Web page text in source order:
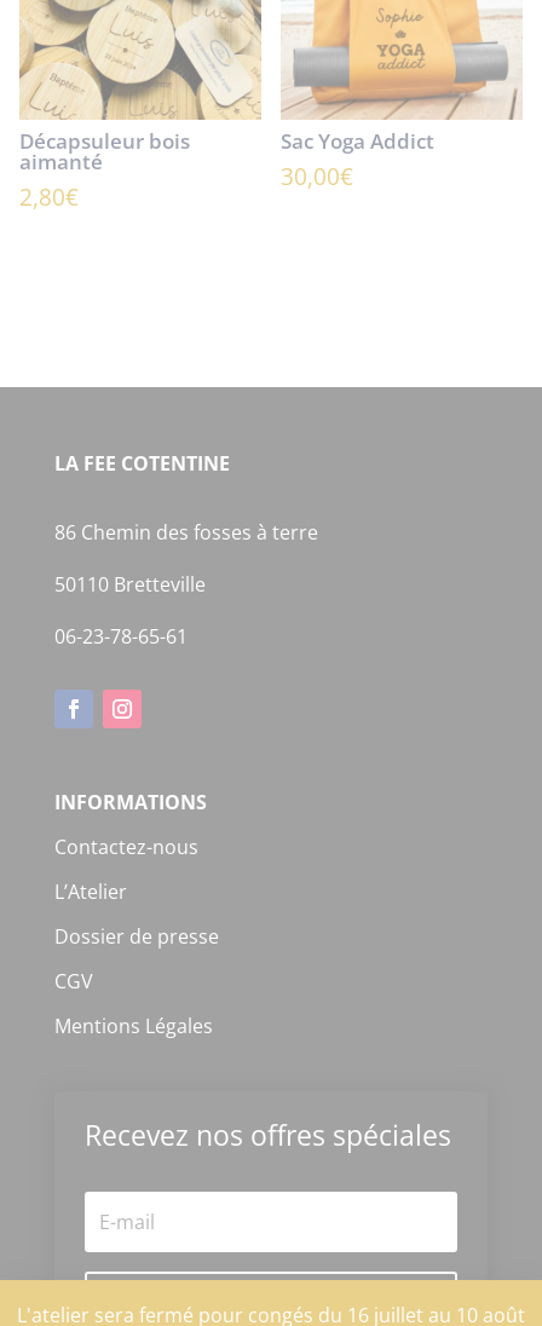
L'atelier sera fermé pour congés du 16 juillet au 10 août
Décapsuleur bois
aimanté
2,80€
Sac Yoga Addict
30,00€
LA FEE COTENTINE
86 Chemin des fosses à terre
50110 Bretteville
06-23-78-65-61
INFORMATIONS
Contactez-nous
L’Atelier
Dossier de presse
CGV
Mentions Légales
Recevez nos offres spéciales
S'abonner